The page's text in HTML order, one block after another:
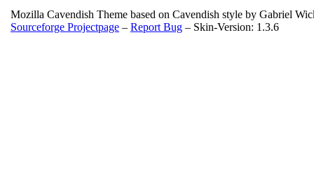
Mozilla Cavendish Theme based on Cavendish style by Gabriel
Sourceforge Projectpage – Report Bug – Skin-Version: 1.3.6